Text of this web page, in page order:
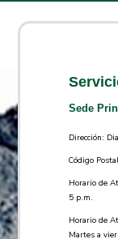
Sede
Dirección:
Código
Horario de
5 p.m.
Horario de
Martes a